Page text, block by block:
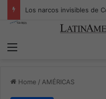
Menu
Home / AMÉRICAS